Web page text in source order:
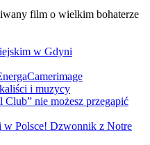
film o wielkim bohaterze
w Gdyni
i muzycy
nie możesz przegapić
Polsce! Dzwonnik z Notre